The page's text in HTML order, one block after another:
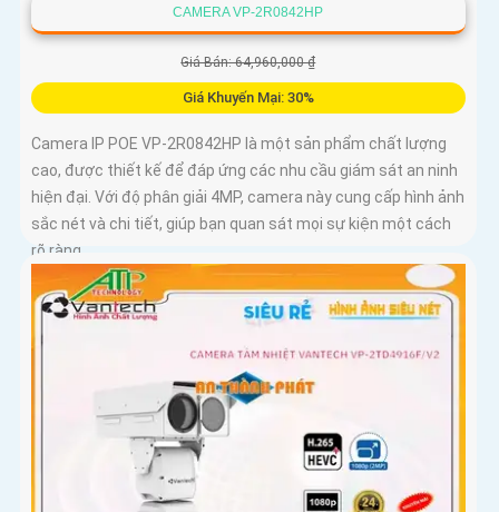
CAMERA VP-2R0842HP
Giá Bán: 64,960,000 ₫
Giá Khuyến Mại: 30%
Camera IP POE VP-2R0842HP là một sản phẩm chất lượng
cao, được thiết kế để đáp ứng các nhu cầu giám sát an ninh
hiện đại. Với độ phân giải 4MP, camera này cung cấp hình ảnh
sắc nét và chi tiết, giúp bạn quan sát mọi sự kiện một cách
rõ ràng